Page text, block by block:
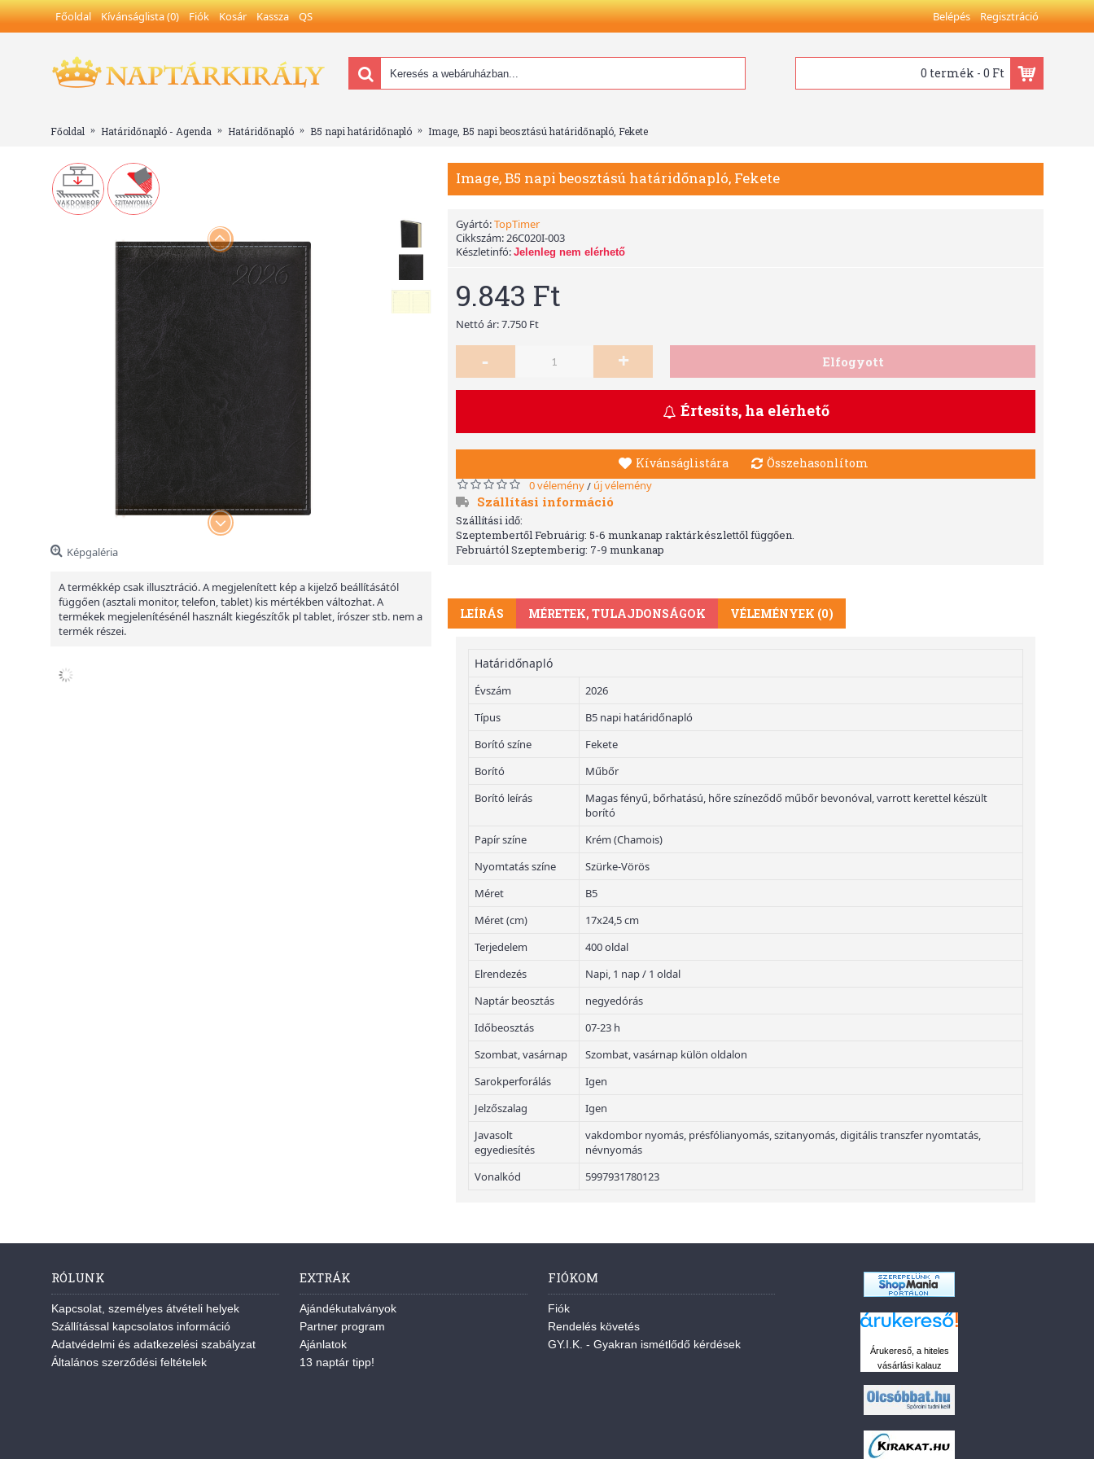
Főoldal Kívánságlista (0) Fiók Kosár Kassza QS Belépés Regisztráció
0 termék - 0 Ft
Főoldal Határidőnapló - Agenda Határidőnapló B5 napi határidőnapló Image, B5 napi beosztású határidőnapló, Fekete
Képgaléria
A termékkép csak illusztráció. A megjelenített kép a kijelző beállításától
függően (asztali monitor, telefon, tablet) kis mértékben változhat. A
termékek megjelenítésénél használt kiegészítők pl tablet, írószer stb. nem a
termék részei.
Image, B5 napi beosztású határidőnapló, Fekete
Gyártó:TopTimer
Cikkszám:26C020I-003
Készletinfó: Jelenleg nem elérhető
9.843 Ft
Nettó ár: 7.750 Ft
- + Elfogyott
Értesíts, ha elérhető
Kívánságlistára Összehasonlítom
0 vélemény/ új vélemény
Szállítási információ
Szállítási idő:
Szeptembertől Februárig: 5-6 munkanap raktárkészlettől függően.
Februártól Szeptemberig: 7-9 munkanap
LEÍRÁS MÉRETEK, TULAJDONSÁGOK VÉLEMÉNYEK (0)
Határidőnapló
Évszám
2026
Típus
B5 napi határidőnapló
Borító színe
Fekete
Borító
Műbőr
Borító leírás
Magas fényű, bőrhatású, hőre színeződő műbőr bevonóval, varrott kerettel készült
borító
Papír színe
Krém (Chamois)
Nyomtatás színe
Szürke-Vörös
Méret
B5
Méret (cm)
17x24,5 cm
Terjedelem
400 oldal
Elrendezés
Napi, 1 nap / 1 oldal
Naptár beosztás
negyedórás
Időbeosztás
07-23 h
Szombat, vasárnap
Szombat, vasárnap külön oldalon
Sarokperforálás
Igen
Jelzőszalag
Igen
Javasolt
egyediesítés
vakdombor nyomás, présfólianyomás, szitanyomás, digitális transzfer nyomtatás,
névnyomás
Vonalkód
5997931780123
RÓLUNK
Kapcsolat, személyes átvételi helyek
Szállítással kapcsolatos információ
Adatvédelmi és adatkezelési szabályzat
Általános szerződési feltételek
EXTRÁK
Ajándékutalványok
Partner program
Ajánlatok
13 naptár tipp!
FIÓKOM
Fiók
Rendelés követés
GY.I.K. - Gyakran ismétlődő kérdések
Árukereső, a hiteles
vásárlási kalauz